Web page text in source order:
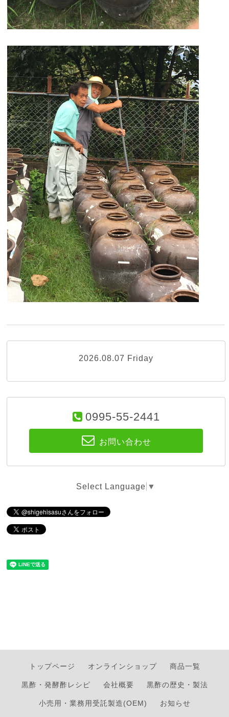
2026.08.07 Friday
0995-55-2441
お問い合わせ
Select Language ▼
トップページ オンラインショップ 商品一覧
黒酢・発酵酢レシピ 会社概要 黒酢の歴史・製法
小売用・業務用受託製造(OEM) お知らせ